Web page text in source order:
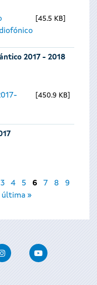
45.5 KB
2017 - 2018
450.9 KB
3 4 5 6 7 8
9
última »
InstagramYoutube